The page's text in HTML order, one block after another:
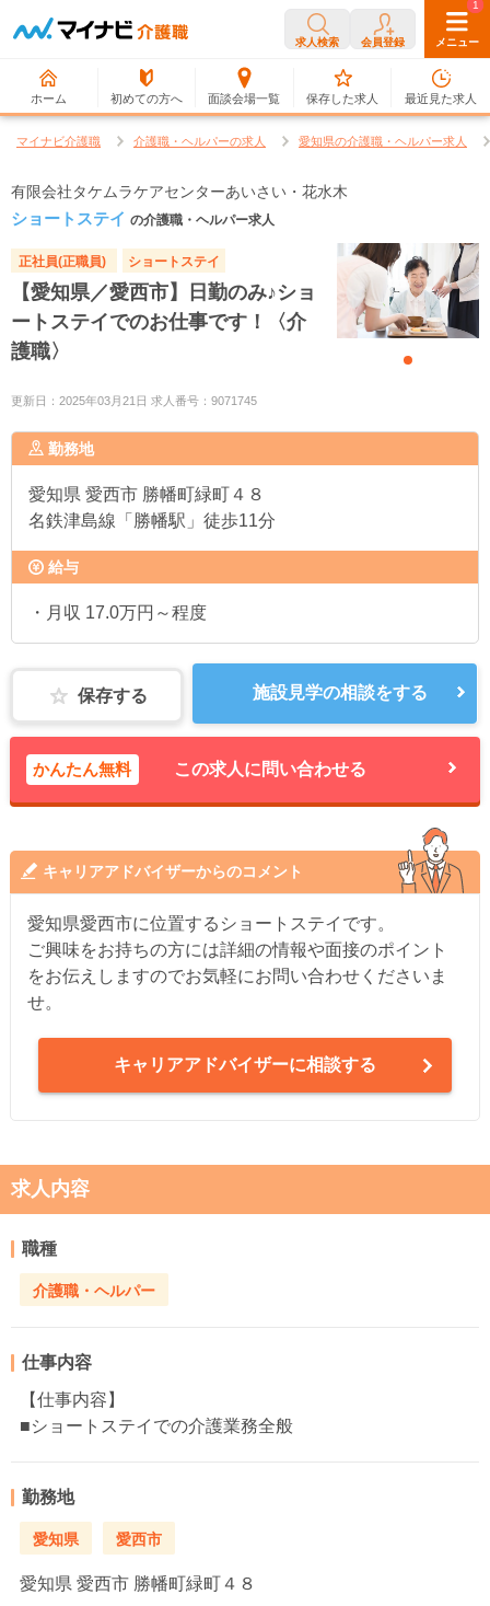
求人検索 会員登録 メニュー
ホーム 初めての方へ 面談会場一覧
0
保存した求人
1
最近見た求人
マイナビ介護職 介護職・ヘルパーの求人 愛知県の介護職・ヘルパー求人
有限会社タケムラケアセンターあいさい・花水木
ショートステイ の介護職・ヘルパー求人
正社員(正職員) ショートステイ
【愛知県／愛西市】日勤のみ♪ショ
ートステイでのお仕事です！〈介
護職〉
更新日：2025年03月21日 求人番号：9071745
勤務地
愛知県 愛西市 勝幡町緑町４８
名鉄津島線「勝幡駅」徒歩11分
給与
・月収 17.0万円～程度
保存する 施設見学の相談をする
かんたん無料 この求人に問い合わせる
キャリアアドバイザーからのコメント
愛知県愛西市に位置するショートステイです。
ご興味をお持ちの方には詳細の情報や面接のポイント
をお伝えしますのでお気軽にお問い合わせくださいま
せ。
キャリアアドバイザーに相談する
求人内容
職種
介護職・ヘルパー
仕事内容
【仕事内容】
■ショートステイでの介護業務全般
勤務地
愛知県 愛西市
愛知県 愛西市 勝幡町緑町４８